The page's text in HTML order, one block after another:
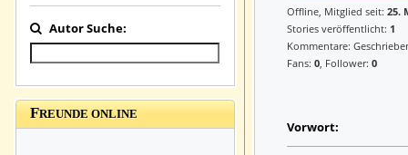
Offline, Mitglied seit: 25.
Stories veröffentlicht: 1
Kommentare:
Fans: 0 , Follower: 0
Vorwort:
Autor Suche:
FREUNDE ONLINE